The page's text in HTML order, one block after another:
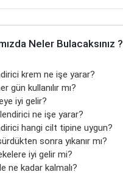
Neler Bulacaksınız ?
krem ne işe yarar?
gün kullanılır mı?
iyi gelir?
ne işe yarar?
hangi cilt tipine uygun?
sonra yıkanır mı?
iyi gelir mi?
ne kadar kalmalı?